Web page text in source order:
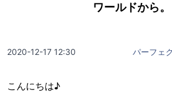
ワールドから。
2020-12-17 12:30 パーフェ
こんにちは♪